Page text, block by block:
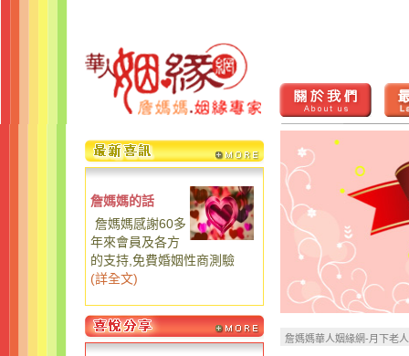
詹媽媽的話
詹媽媽感謝60多
年來會員及各方
的支持,免費婚姻性商測驗
(詳全文)
詹媽媽華人姻緣網-月下老